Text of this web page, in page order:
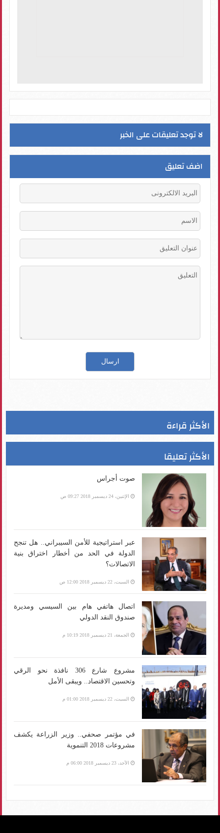
لا توجد تعليقات على الخبر
اضف تعليق
الأكثر قراءة
الأكثر تعليقا
صوت أجراس
الإثنين، 24 ديسمبر 2018 09:27 ص
عبر استراتيجية للأمن السيبراني.. هل تنجح
الدولة في الحد من أخطار اختراق بنية
الاتصالات؟
السبت، 22 ديسمبر 2018 12:00 ص
اتصال هاتفي هام بين السيسي ومديرة
صندوق النقد الدولي
الجمعة، 21 ديسمبر 2018 10:19 م
مشروع شارع 306 نافذة نحو الرقي
وتحسين الاقتصاد.. ويبقى الأمل
السبت، 22 ديسمبر 2018 01:00 م
في مؤتمر صحفي.. وزير الزراعة يكشف
مشروعات 2018 التنموية
الأحد، 23 ديسمبر 2018 06:00 م